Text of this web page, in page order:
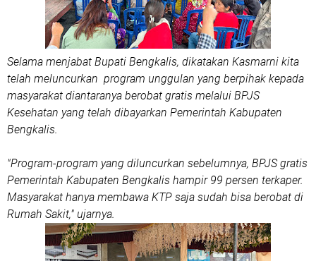
Selama menjabat Bupati Bengkalis, dikatakan Kasmarni kita
telah meluncurkan program unggulan yang berpihak kepada
masyarakat diantaranya berobat gratis melalui BPJS
Kesehatan yang telah dibayarkan Pemerintah Kabupaten
Bengkalis.
"Program-program yang diluncurkan sebelumnya, BPJS gratis
Pemerintah Kabupaten Bengkalis hampir 99 persen terkaper.
Masyarakat hanya membawa KTP saja sudah bisa berobat di
Rumah Sakit," ujarnya.